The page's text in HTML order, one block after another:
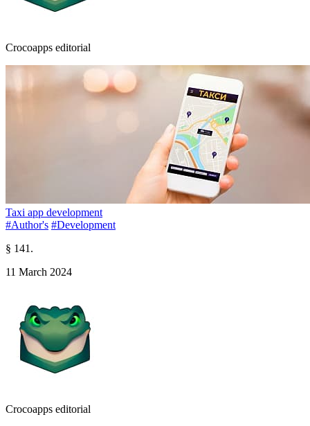
Crocoapps editorial
Taxi app development
#Author's #Development
§ 141.
11 March 2024
Crocoapps editorial